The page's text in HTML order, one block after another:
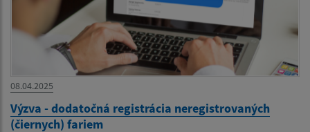
08.04.2025
Výzva - dodatočná registrácia neregistrovaných
(čiernych) fariem